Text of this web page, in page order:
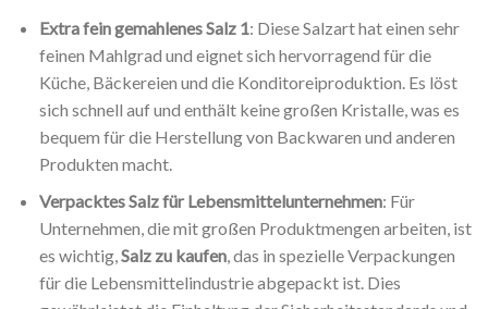
Extra fein gemahlenes Salz 1: Diese Salzart hat einen sehr
feinen Mahlgrad und eignet sich hervorragend für die
Küche, Bäckereien und die Konditoreiproduktion. Es löst
sich schnell auf und enthält keine großen Kristalle, was es
bequem für die Herstellung von Backwaren und anderen
Produkten macht.
Verpacktes Salz für Lebensmittelunternehmen: Für
Unternehmen, die mit großen Produktmengen arbeiten, ist
es wichtig,Salz zu kaufen, das in spezielle Verpackungen
für die Lebensmittelindustrie abgepackt ist. Dies